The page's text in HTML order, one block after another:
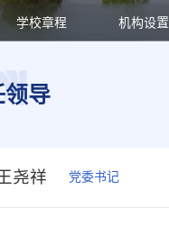
学校章程 机构设置
领导
尧祥 党委书记